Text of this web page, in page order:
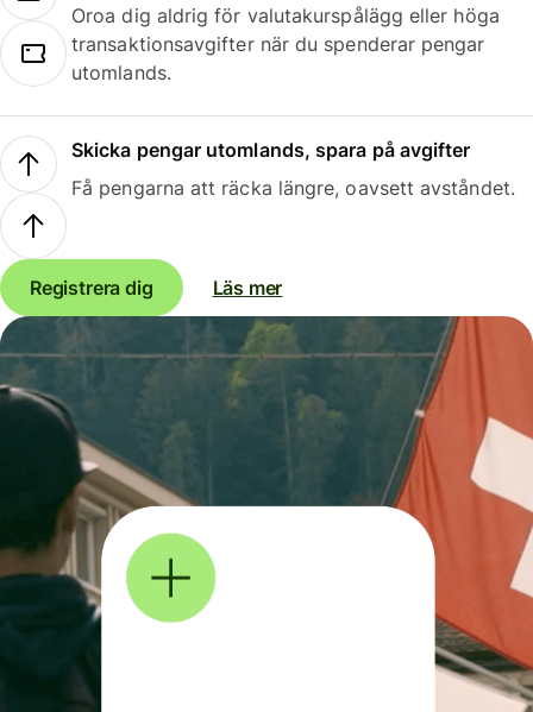
Oroa dig aldrig för valutakurspålägg eller höga
transaktionsavgifter när du spenderar pengar
utomlands.
Skicka pengar utomlands, spara på avgifter
Få pengarna att räcka längre, oavsett avståndet.
Registrera dig Läs mer